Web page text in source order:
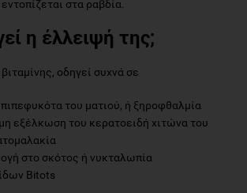
στα ραβδία.
η έλλειψή της;
οδηγεί συχνά σε
του ματιού, ή ξηροφθαλμία
εξέλκωση του κερατοειδή χιτώνα του
στο σκότος ή νυκταλωπία
Bitots